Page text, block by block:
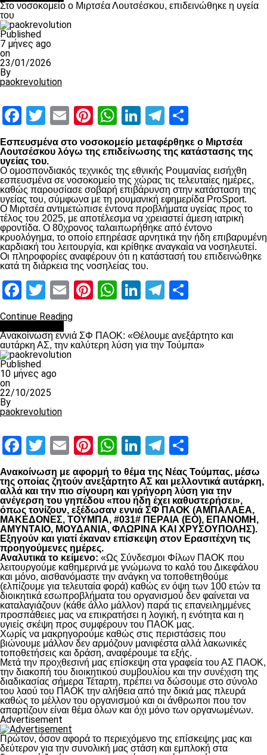
Στο νοσοκομείο ο Μιρτσέα Λουτσέσκου, επιδεινώθηκε η υγεία
του
Published
7 μήνες ago
on
23/01/2026
By
paokrevolution
Facebook
Twitter
EmailPinterest
WhatsApp
LinkedIn
Telegram
Εσπευσμένα στο νοσοκομείο μεταφέρθηκε ο Μιρτσέα
Λουτσέσκου λόγω της επιδείνωσης της κατάστασης της
υγείας του.
Ο ομοσπονδιακός τεχνικός της εθνικής Ρουμανίας εισήχθη
εσπευσμένα σε νοσοκομείο της χώρας τις τελευταίες ημέρες,
καθώς παρουσίασε σοβαρή επιβάρυνση στην κατάσταση της
υγείας του, σύμφωνα με τη ρουμανική εφημερίδα ProSport.
Ο Μιρτσέα αντιμετώπισε έντονα προβλήματα υγείας προς το
τέλος του 2025, με αποτέλεσμα να χρειαστεί άμεση ιατρική
φροντίδα. Ο 80χρονος ταλαιπωρήθηκε από έντονο
κρυολόγημα, το οποίο επηρέασε αρνητικά την ήδη επιβαρυμένη
καρδιακή του λειτουργία, και κρίθηκε αναγκαία να νοσηλευτεί.
Οι πληροφορίες αναφέρουν ότι η κατάστασή του επιδεινώθηκε
κατά τη διάρκεια της νοσηλείας του.
Facebook
Twitter
EmailPinterest
WhatsApp
LinkedIn
Telegram
Continue Reading
Ανακοίνωση εννιά ΣΦ ΠΑΟΚ: «Θέλουμε ανεξάρτητο και
αυτάρκη ΑΣ, την καλύτερη λύση για την Τούμπα»
Published
10 μήνες ago
on
22/10/2025
By
paokrevolution
Facebook
Twitter
EmailPinterest
WhatsApp
LinkedIn
Telegram
Ανακοίνωση με αφορμή το θέμα της Νέας Τούμπας, μέσω
της οποίας ζητούν ανεξάρτητο ΑΣ και μελλοντικά αυτάρκη,
αλλά και την πιο σίγουρη και γρήγορη λύση για την
ανέγερση του γηπέδου «που ήδη έχει καθυστερήσει»,
όπως τονίζουν, εξέδωσαν εννιά ΣΦ ΠΑΟΚ (ΑΜΠΑΛΑΕΑ,
ΜΑΚΕΔΟΝΕΣ, ΤΟΥΜΠΑ, #031# ΠΕΡΑΙΑ (ΕΟ), ΕΠΑΝΟΜΗ,
ΑΜΥΝΤΑΙΟ, ΜΟΥΔΑΝΙΑ, ΦΛΩΡΙΝΑ ΚΑΙ ΧΡΥΣΟΥΠΟΛΗΣ).
Εξηγούν και γιατί έκαναν επίσκεψη στον Ερασιτέχνη τις
προηγούμενες ημέρες.
Αναλυτικά το κείμενο: «Ως Σύνδεσμοι Φίλων ΠΑΟΚ που
λειτουργούμε καθημερινά με γνώμωνα το καλό του Δικεφάλου
και μόνο, αισθανόμαστε την ανάγκη να τοποθετηθούμε
(ελπίζουμε για τελευταία φορά) καθώς εν όψη των 100 ετών τα
διοικητικά εσωπροβλήματα του οργανισμού δεν φαίνεται να
καταλαγιάζουν (κάθε άλλο μάλλον) παρά τις επανειλημμένες
προσπάθειες μας να επικρατήσει η λογική, η ενότητα και η
υγιείς σκέψη προς συμφέρουν του ΠΑΟΚ μας.
Χωρίς να μακρηγορούμε καθώς στις περιστάσεις που
βιώνουμε μάλλον δεν αρμόζουν μανιφέστα αλλά λακωνικές
τοποθετήσεις και δράση, αναφέρουμε τα εξής.
Μετά την προχθεσινή μας επίσκεψη στα γραφεία του ΑΣ ΠΑΟΚ,
την διακοπή του διοικητικού συμβουλίου και την συνέχιση της
διαδικασίας σήμερα Τέταρτη, πρέπει να δώσουμε στο σύνολο
του λαού του ΠΑΟΚ την αλήθεια από την δικιά μας πλευρά
καθώς το μέλλον του οργανισμού και οι άνθρωποι που τον
απαρτίζουν είναι θέμα όλων και όχι μόνο των οργανωμένων.
Advertisement
Πρώτον, όσον αφορά το περιεχόμενο της επίσκεψης μας και
δεύτερον για την συνολική μας στάση και εμπλοκή στα